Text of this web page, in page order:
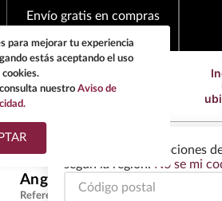
Envío gratis en compras
Las ofertas y las opciones
según la región. No se mi
¿Qué estas buscando?
Angostura Aromatic Bitter
Referencia LB17254
TÉRMINOS MÁS
BUSCADOS
para mejorar tu experiencia
estás aceptando el uso
nuestro Aviso de